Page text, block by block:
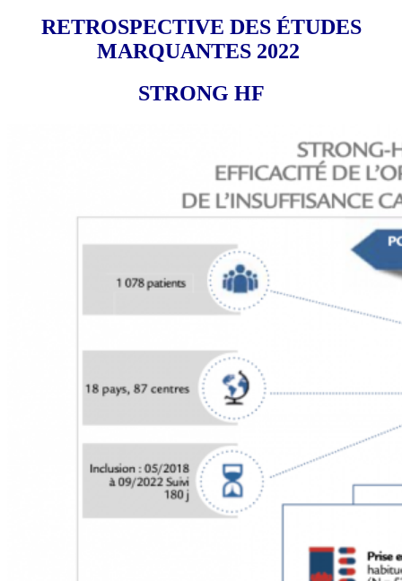
RETROSPECTIVE DES ÉTUDES
MARQUANTES 2022
STRONG HF